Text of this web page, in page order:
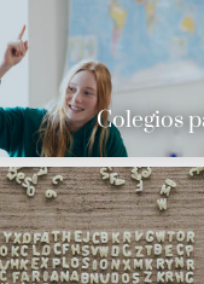
Colegios